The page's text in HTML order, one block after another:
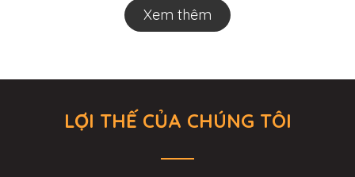
Xem thêm
LỢI THẾ CỦA CHÚNG TÔI